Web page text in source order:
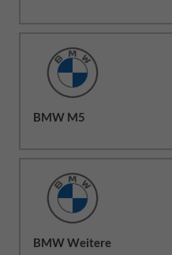
BMW M5
BMW Weitere